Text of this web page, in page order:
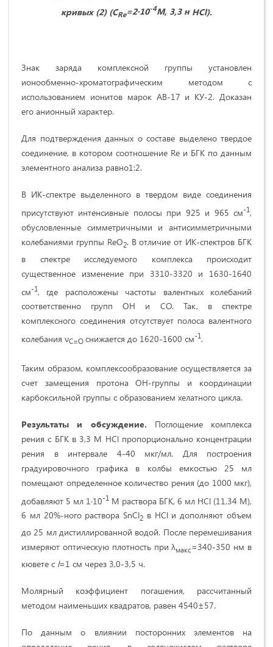
кривых (2) (СRe=2·10-4М, 3,3 н HCl).
Знак заряда комплексной группы установлен
ионообменно-хроматографическим методом с
использованием ионитов марок АВ-17 и КУ-2. Доказан
его анионный характер.
Для подтверждения данных о составе выделено твердое
соединение, в котором соотношение Re и БГК по данным
элементного анализа равно1:2.
В ИК-спектре выделенного в твердом виде соединения
присутствуют интенсивные полосы при 925 и 965 см-1,
обусловленные симметричными и антисимметричными
колебаниями группы ReО2. В отличие от ИК-спектров БГК
в спектре исследуемого комплекса происходит
существенное изменение при 3310-3320 и 1630-1640
см-1, где расположены частоты валентных колебаний
соответственно групп ОН и СО. Так, в спектре
комплексного соединения отсутствует полоса валентного
колебания νС=Оснижается до 1620-1600 см-1.
Таким образом, комплексообразование осуществляется за
счет замещения протона ОН-группы и координации
карбоксильной группы с образованием хелатного цикла.
Результаты и обсуждение. Поглощение комплекса
рения с БГК в 3,3 М HCl пропорционально концентрации
рения в интервале 4-40 мкг/мл. Для построения
градуировочного графика в колбы емкостью 25 мл
помещают определенное количество рения (до 1000 мкг),
добавляют 5 мл 1·10-1 М раствора БГК, 6 мл HCl (11,34 М),
6 мл 20%-ного раствора SnCl2 в HCl и дополняют объем
до 25 мл дистиллированной водой. После перемешивания
измеряют оптическую плотность при λмакс=340-350 нм в
кювете с l=1 см через 3,0-3,5 ч.
Молярный коэффициент погашения, рассчитанный
методом наименьших квадратов, равен 4540±57.
По данным о влиянии посторонних элементов на